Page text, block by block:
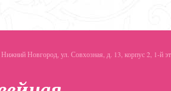
Нижний Новгород, ул. Совхозная, д. 13, корпус 2, 1-й